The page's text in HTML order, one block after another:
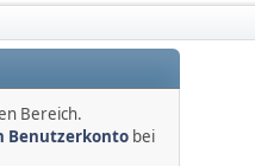
Bereich.
Benutzerkontobei